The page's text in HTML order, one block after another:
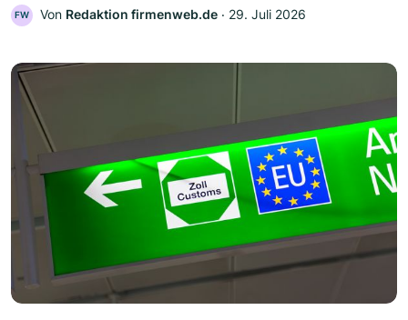
FW Von Redaktion firmenweb.de ‧ 29. Juli 2026